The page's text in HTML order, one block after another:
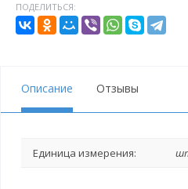
ПОДЕЛИТЬСЯ:
Описание Отзывы
Единица измерения: